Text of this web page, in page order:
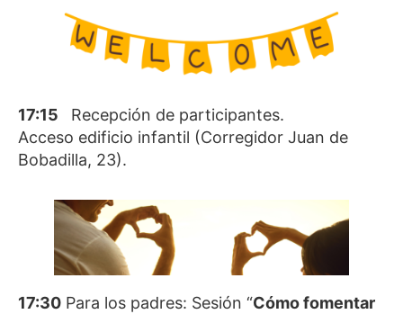
17:15
Recepción de participantes.
Acceso edificio infantil (Corregidor Juan de
Bobadilla, 23).
17:30 Para los padres: Sesión “Cómo fomentar